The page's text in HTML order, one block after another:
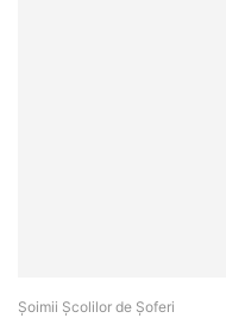
Şoimii Școlilor de Șoferi